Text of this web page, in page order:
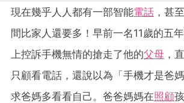
現在幾乎人人都有一部智能電話 ，甚
間比家人還要多！早前一名11歲的五
上控訴手機無情的搶走了他的父母 ，
只顧看電話，還說以為「手機才是爸
求爸媽多看看自己。爸爸媽媽在照顧